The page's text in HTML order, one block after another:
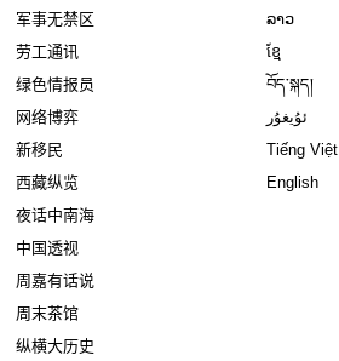
军事无禁区
劳工通讯
绿色情报员
网络博弈
新移民
西藏纵览
夜话中南海
中国透视
周嘉有话说
周末茶馆
纵横大历史
ລາວ
ខ្មែ
བོད་སྐད།
ئۇيغۇر
Tiếng Việt
English